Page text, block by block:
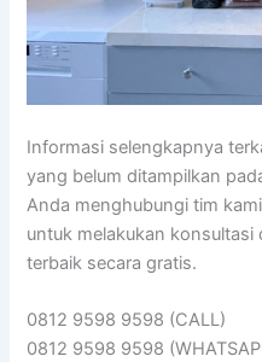
Informasi selengkapnya
yang belum ditampilkan
Anda menghubungi tim
untuk melakukan
terbaik secara gratis.
0812 9598 9598 (CALL)
0812 9598 9598